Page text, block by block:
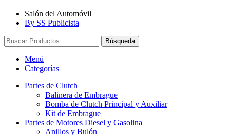
Salón del Automóvil
By SS Publicista
Búsqueda
Menú
Categorías
Partes de Clutch
Balinera de Embrague
Bomba de Clutch Principal y Auxiliar
Kit de Embrague
Partes de Motores Diesel y Gasolina
Anillos y Bulón